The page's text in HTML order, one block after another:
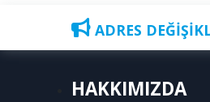
ADRES
HAKKIMIZDA